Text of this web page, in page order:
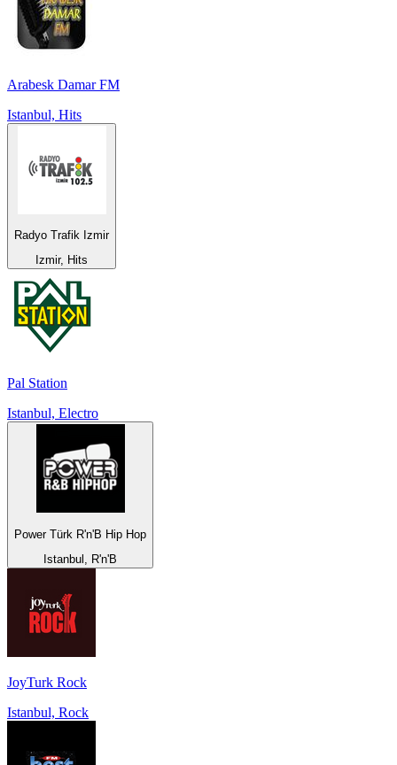
Arabesk Damar FM
Istanbul, Hits
Radyo Trafik Izmir
Izmir, Hits
Pal Station
Istanbul, Electro
Power Türk R'n'B Hip Hop
Istanbul, R'n'B
JoyTurk Rock
Istanbul, Rock